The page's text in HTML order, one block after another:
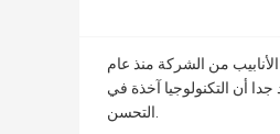
من الشركة منذ عام
جدا أن التكنولوجيا آخذة في
التحسن.